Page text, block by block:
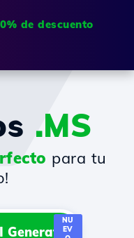
de descuento
.MS
para tu
Generator
NU
EV